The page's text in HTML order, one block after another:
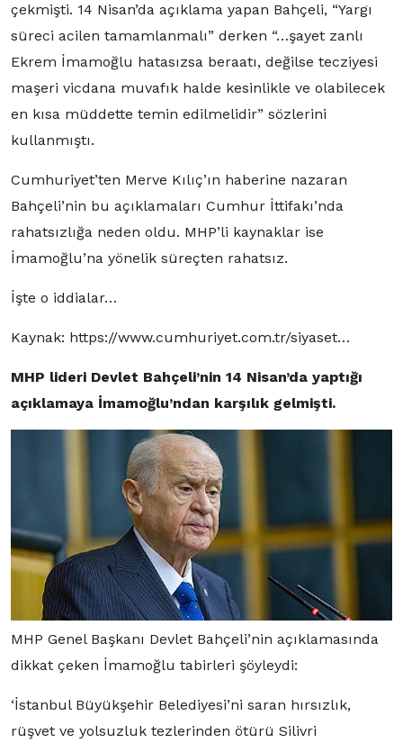
çekmişti. 14 Nisan’da açıklama yapan Bahçeli, “Yargı
süreci acilen tamamlanmalı” derken “…şayet zanlı
Ekrem İmamoğlu hatasızsa beraatı, değilse tecziyesi
maşeri vicdana muvafık halde kesinlikle ve olabilecek
en kısa müddette temin edilmelidir” sözlerini
kullanmıştı.
Cumhuriyet’ten Merve Kılıç’ın haberine nazaran
Bahçeli’nin bu açıklamaları Cumhur İttifakı’nda
rahatsızlığa neden oldu. MHP’li kaynaklar ise
İmamoğlu’na yönelik süreçten rahatsız.
İşte o iddialar…
Kaynak: https://www.cumhuriyet.com.tr/siyaset…
MHP lideri Devlet Bahçeli’nin 14 Nisan’da yaptığı
açıklamaya İmamoğlu’ndan karşılık gelmişti.
MHP Genel Başkanı Devlet Bahçeli’nin açıklamasında
dikkat çeken İmamoğlu tabirleri şöyleydi:
‘İstanbul Büyükşehir Belediyesi’ni saran hırsızlık,
rüşvet ve yolsuzluk tezlerinden ötürü Silivri